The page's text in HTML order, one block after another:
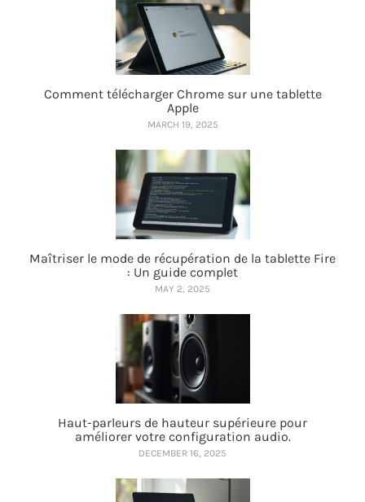
Comment télécharger Chrome sur une tablette
Apple
MARCH 19, 2025
Maîtriser le mode de récupération de la tablette Fire
: Un guide complet
MAY 2, 2025
Haut-parleurs de hauteur supérieure pour
améliorer votre configuration audio.
DECEMBER 16, 2025